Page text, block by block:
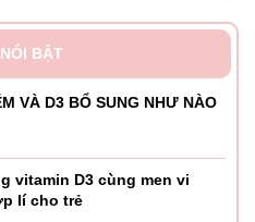
BẬT
VÀ D3 BỔ SUNG NHƯ NÀO
vitamin D3 cùng men vi
lí cho trẻ